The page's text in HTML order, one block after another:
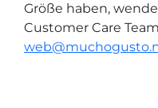
Größe haben,
Customer Care